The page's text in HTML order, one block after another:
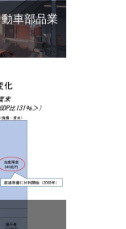
車部品業